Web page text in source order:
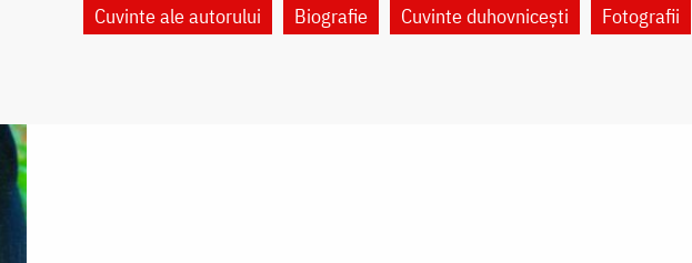
Cuvinte ale autorului Biografie Cuvinte duhovnicești Fotografii